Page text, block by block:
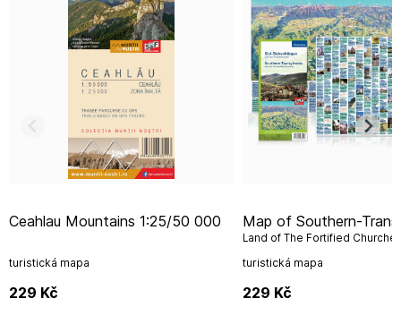
Ceahlau Mountains 1:25/50 000
turistická mapa
229 Kč
Map of Southern-Transylvania
Land of The Fortified
turistická mapa
229 Kč